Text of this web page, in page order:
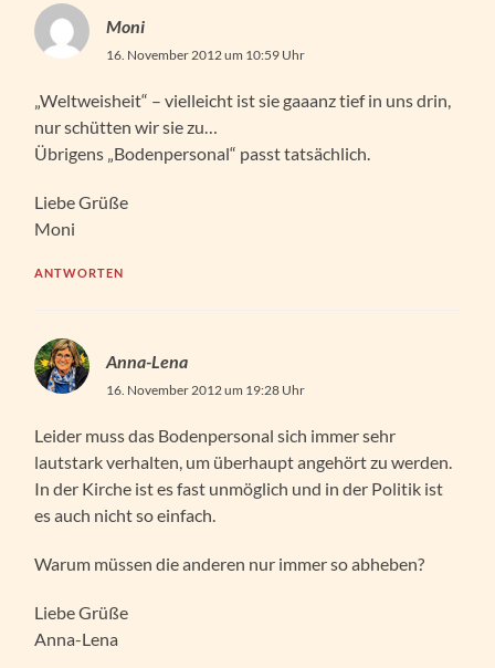
Moni
16. November 2012 um 10:59 Uhr
„Weltweisheit“ – vielleicht ist sie gaaanz tief in uns drin,
nur schütten wir sie zu…
Übrigens „Bodenpersonal“ passt tatsächlich.
Liebe Grüße
Moni
ANTWORTEN
Anna-Lena
16. November 2012 um 19:28 Uhr
Leider muss das Bodenpersonal sich immer sehr
lautstark verhalten, um überhaupt angehört zu werden.
In der Kirche ist es fast unmöglich und in der Politik ist
es auch nicht so einfach.
Warum müssen die anderen nur immer so abheben?
Liebe Grüße
Anna-Lena